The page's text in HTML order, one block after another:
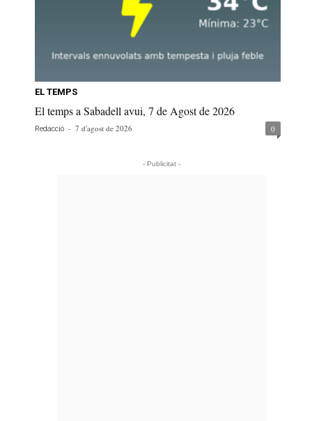
EL TEMPS
El temps a Sabadell avui, 7 de Agost de 2026
Redacció - 7 d'agost de 2026 0
- Publicitat -